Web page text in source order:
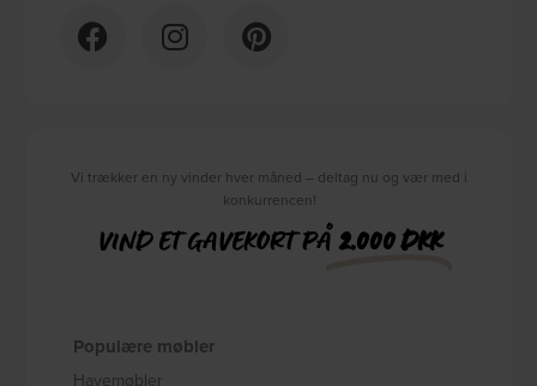
Vi trækker en ny vinder hver måned – deltag nu og vær med i
konkurrencen!
VIND ET GAVEKORT PÅ2.000 DKK
Populære møbler
Havemøbler